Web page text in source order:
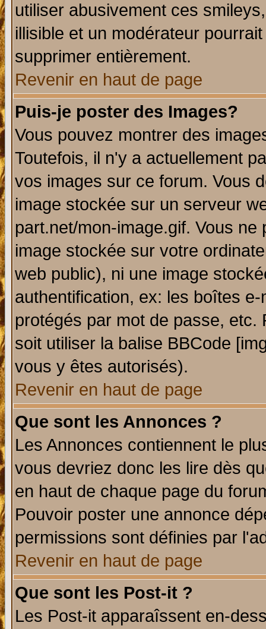
utiliser abusivement ces
illisible et un modérateur
supprimer entièrement.
Revenir en haut de page
Puis-je poster des Images?
Vous pouvez montrer des
Toutefois, il n'y a actuellement
vos images sur ce forum. Vous
image stockée sur un serveur
part.net/mon-image.gif. Vous
image stockée sur votre
web public), ni une image
authentification, ex: les boîtes
protégés par mot de passe,
soit utiliser la balise BBCode
vous y êtes autorisés).
Revenir en haut de page
Que sont les Annonces ?
Les Annonces contiennent le
vous devriez donc les lire dès
en haut de chaque page du
Pouvoir poster une annonce
permissions sont définies par
Revenir en haut de page
Que sont les Post-it ?
Les Post-it apparaîssent en-